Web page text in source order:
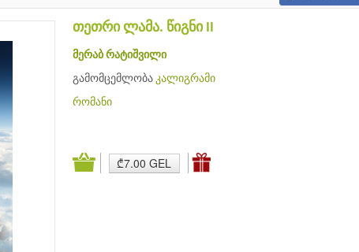
თეთრი ლამა. წიგნი II
მერაბ რატიშვილი
გამომცემლობა კალიგრამი
რომანი
₾7.00 GEL